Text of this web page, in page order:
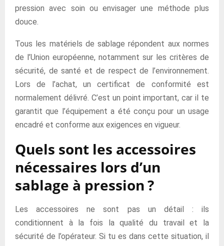
pression avec soin ou envisager une méthode plus
douce.
Tous les matériels de sablage répondent aux normes
de l’Union européenne, notamment sur les critères de
sécurité, de santé et de respect de l’environnement.
Lors de l’achat, un certificat de conformité est
normalement délivré. C’est un point important, car il te
garantit que l’équipement a été conçu pour un usage
encadré et conforme aux exigences en vigueur.
Quels sont les accessoires
nécessaires lors d’un
sablage à pression ?
Les accessoires ne sont pas un détail : ils
conditionnent à la fois la qualité du travail et la
sécurité de l’opérateur. Si tu es dans cette situation, il